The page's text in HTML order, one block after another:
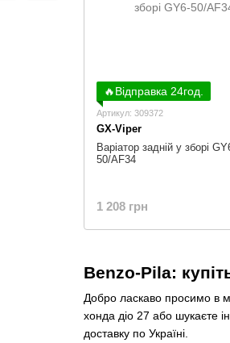
Benzo-Pila:
Добро ласкаво просимо в
хонда діо 27 або шукаєте
доставку по Україні.
🔥Відправка 24год.
Артикул: 309372
GX-Viper
Варіатор задній у зборі
50/AF34
1 208 грн